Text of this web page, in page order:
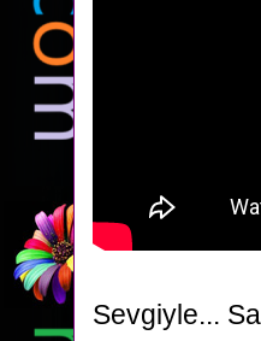
Sevgiyle...